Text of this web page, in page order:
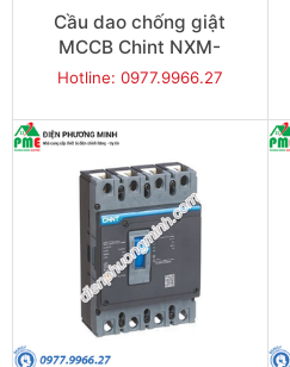
Cầu dao chống giật
MCCB Chint NXM-
630S/4300-630 50KA 4P
Hotline: 0977.9966.27